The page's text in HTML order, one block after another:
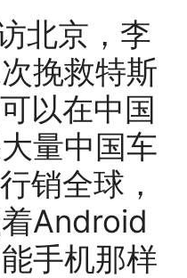
北京，李
挽救特斯
以在中国
量中国车
销全球，
Android
手机那样